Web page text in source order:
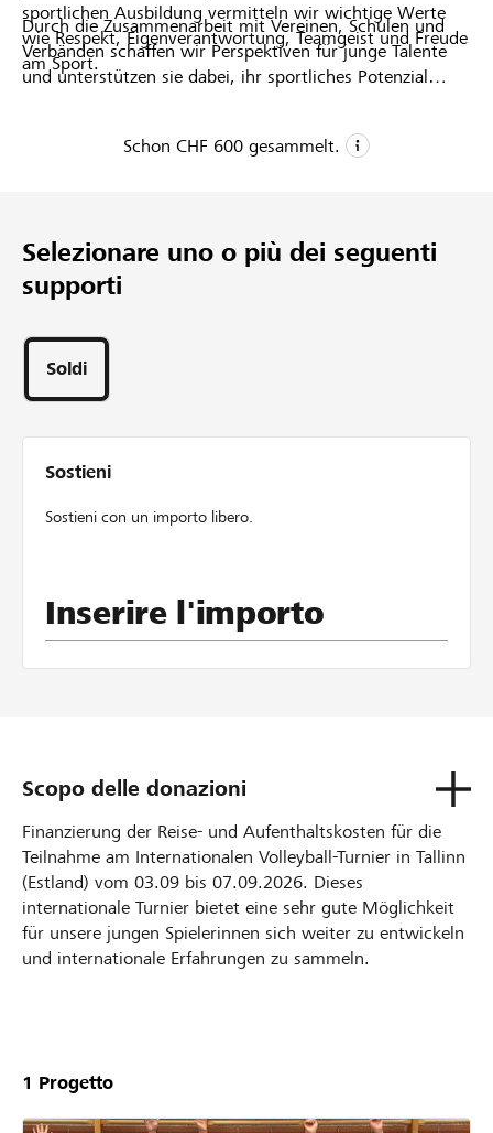
sportlichen Ausbildung vermitteln wir wichtige Werte
wie Respekt, Eigenverantwortung, Teamgeist und Freude
am Sport.
Durch die Zusammenarbeit mit Vereinen, Schulen und
Verbänden schaffen wir Perspektiven für junge Talente
und unterstützen sie dabei, ihr sportliches Potenzial
Schon CHF 600 gesammelt.
1
Progetto
Sostegni
Selezionare uno o più dei seguenti
supporti
Soldi
Sostieni
Sostieni con un importo libero.
Inserire l'importo
Scopo delle donazioni
Finanzierung der Reise- und Aufenthaltskosten für die
Teilnahme am Internationalen Volleyball-Turnier in Tallinn
(Estland) vom 03.09 bis 07.09.2026. Dieses
internationale Turnier bietet eine sehr gute Möglichkeit
für unsere jungen Spielerinnen sich weiter zu entwickeln
und internationale Erfahrungen zu sammeln.
Projekte
1 Progetto